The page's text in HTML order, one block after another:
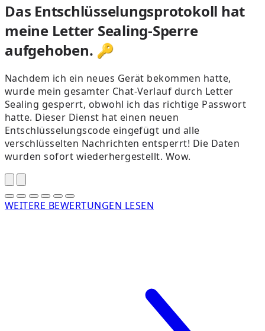
Das Entschlüsselungsprotokoll hat
meine Letter Sealing-Sperre
aufgehoben. 🔑
Nachdem ich ein neues Gerät bekommen hatte,
wurde mein gesamter Chat-Verlauf durch Letter
Sealing gesperrt, obwohl ich das richtige Passwort
hatte. Dieser Dienst hat einen neuen
Entschlüsselungscode eingefügt und alle
verschlüsselten Nachrichten entsperrt! Die Daten
wurden sofort wiederhergestellt. Wow.
WEITERE BEWERTUNGEN LESEN